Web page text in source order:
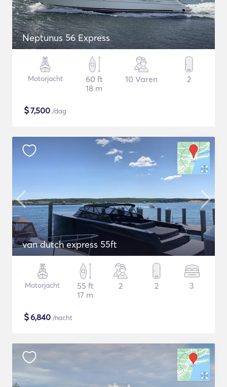
Neptunus 56 Express
Motorjacht
60 ft
18 m
10 Varen 2
$7,500 /dag
van dutch express 55ft
Motorjacht
55 ft
17 m
2 2 3
$6,840 /nacht